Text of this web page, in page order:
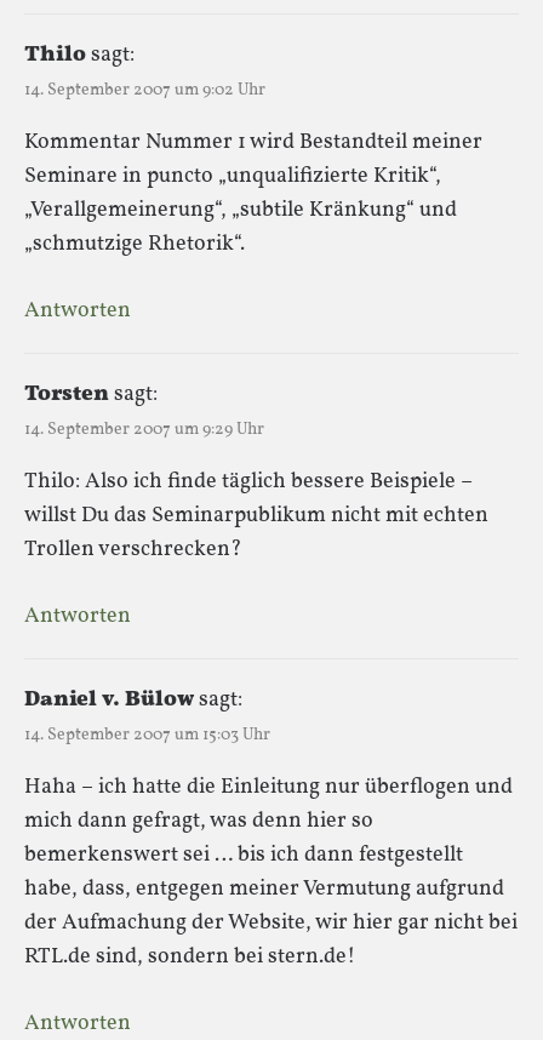
Thilosagt:
14. September 2007 um 9:02 Uhr
Kommentar Nummer 1 wird Bestandteil meiner
Seminare in puncto „unqualifizierte Kritik“,
„Verallgemeinerung“, „subtile Kränkung“ und
„schmutzige Rhetorik“.
Antworten
Torstensagt:
14. September 2007 um 9:29 Uhr
Thilo: Also ich finde täglich bessere Beispiele –
willst Du das Seminarpublikum nicht mit echten
Trollen verschrecken?
Antworten
Daniel v. Bülowsagt:
14. September 2007 um 15:03 Uhr
Haha – ich hatte die Einleitung nur überflogen und
mich dann gefragt, was denn hier so
bemerkenswert sei … bis ich dann festgestellt
habe, dass, entgegen meiner Vermutung aufgrund
der Aufmachung der Website, wir hier gar nicht bei
RTL.de sind, sondern bei stern.de!
Antworten